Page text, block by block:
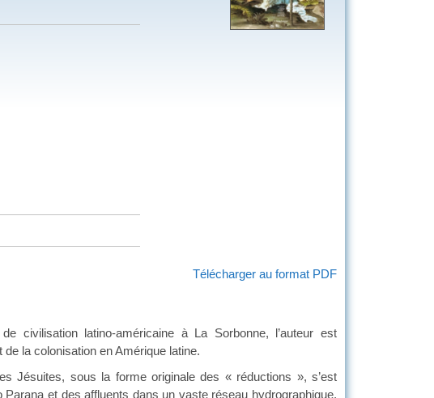
Télécharger au format PDF
civilisation latino-américaine à La Sorbonne, l’auteur est
la colonisation en Amérique latine.
Jésuites, sous la forme originale des « réductions », s’est
et des affluents dans un vaste réseau hydrographique,